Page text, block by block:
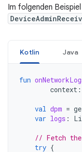
Im folgenden
Kotlin Java
fun
context :
val dpm =
var logs :
// Fetch
try {